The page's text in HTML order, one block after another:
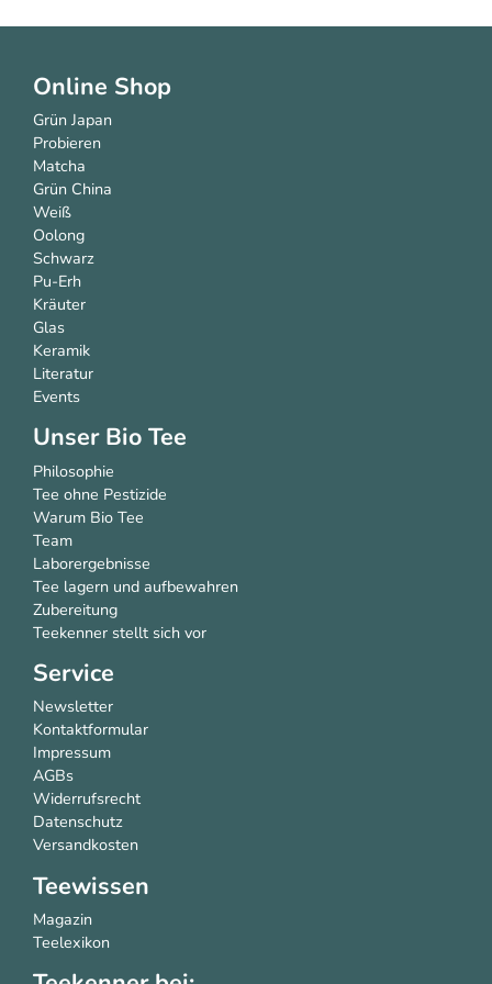
Online Shop
Grün Japan
Probieren
Matcha
Grün China
Weiß
Oolong
Schwarz
Pu-Erh
Kräuter
Glas
Keramik
Literatur
Events
Unser Bio Tee
Philosophie
Tee ohne Pestizide
Warum Bio Tee
Team
Laborergebnisse
Tee lagern und aufbewahren
Zubereitung
Teekenner stellt sich vor
Service
Newsletter
Kontaktformular
Impressum
AGBs
Widerrufsrecht
Datenschutz
Versandkosten
Teewissen
Magazin
Teelexikon